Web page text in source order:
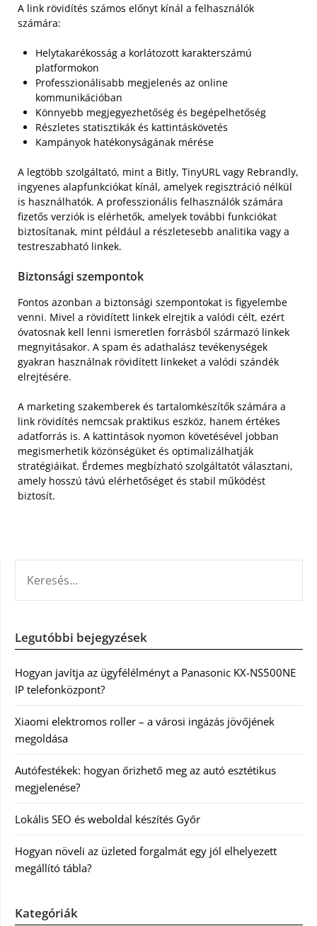
A link rövidítés számos előnyt kínál a felhasználók
számára:
Helytakarékosság a korlátozott karakterszámú
platformokon
Professzionálisabb megjelenés az online
kommunikációban
Könnyebb megjegyezhetőség és begépelhetőség
Részletes statisztikák és kattintáskövetés
Kampányok hatékonyságának mérése
A legtöbb szolgáltató, mint a Bitly, TinyURL vagy Rebrandly,
ingyenes alapfunkciókat kínál, amelyek regisztráció nélkül
is használhatók. A professzionális felhasználók számára
fizetős verziók is elérhetők, amelyek további funkciókat
biztosítanak, mint például a részletesebb analitika vagy a
testreszabható linkek.
Biztonsági szempontok
Fontos azonban a biztonsági szempontokat is figyelembe
venni. Mivel a rövidített linkek elrejtik a valódi célt, ezért
óvatosnak kell lenni ismeretlen forrásból származó linkek
megnyitásakor. A spam és adathalász tevékenységek
gyakran használnak rövidített linkeket a valódi szándék
elrejtésére.
A marketing szakemberek és tartalomkészítők számára a
link rövidítés nemcsak praktikus eszköz, hanem értékes
adatforrás is. A kattintások nyomon követésével jobban
megismerhetik közönségüket és optimalizálhatják
stratégiáikat. Érdemes megbízható szolgáltatót választani,
amely hosszú távú elérhetőséget és stabil működést
biztosít.
Legutóbbi bejegyzések
Hogyan javítja az ügyfélélményt a Panasonic KX-NS500NE
IP telefonközpont?
Xiaomi elektromos roller – a városi ingázás jövőjének
megoldása
Autófestékek: hogyan őrizhető meg az autó esztétikus
megjelenése?
Lokális SEO és weboldal készítés Győr
Hogyan növeli az üzleted forgalmát egy jól elhelyezett
megállító tábla?
Kategóriák